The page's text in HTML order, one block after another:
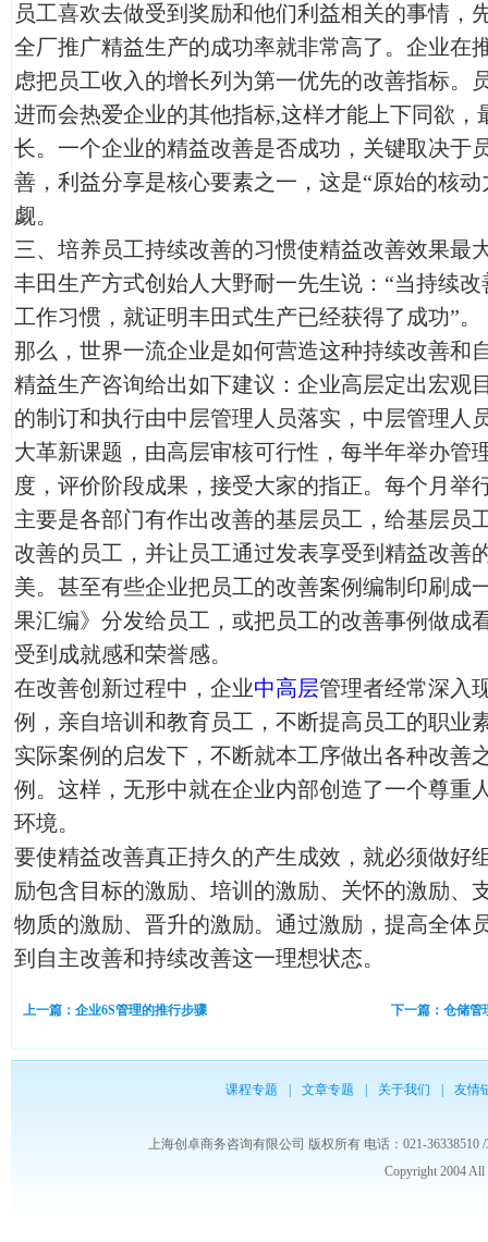
员工喜欢去做受到奖励和他们利益相关的事情，
全厂推广精益生产的成功率就非常高了。企业在
虑把员工收入的增长列为第一优先的改善指标。
进而会热爱企业的其他指标,这样才能上下同欲，
长。一个企业的精益改善是否成功，关键取决于
善，利益分享是核心要素之一，这是“原始的核
觑。
三、培养员工持续改善的习惯使精益改善效果最
丰田生产方式创始人大野耐一先生说：“当持续
工作习惯，就证明丰田式生产已经获得了成功”。
那么，世界一流企业是如何营造这种持续改善和
精益生产咨询给出如下建议：企业高层定出宏观
的制订和执行由中层管理人员落实，中层管理人
大革新课题，由高层审核可行性，每半年举办管
度，评价阶段成果，接受大家的指正。每个月举
主要是各部门有作出改善的基层员工，给基层员
改善的员工，并让员工通过发表享受到精益改善
美。甚至有些企业把员工的改善案例编制印刷成
果汇编》分发给员工，或把员工的改善事例做成
受到成就感和荣誉感。
在改善创新过程中，企业中高层管理者经常深入
例，亲自培训和教育员工，不断提高员工的职业
实际案例的启发下，不断就本工序做出各种改善
例。这样，无形中就在企业内部创造了一个尊重
环境。
要使精益改善真正持久的产生成效，就必须做好
励包含目标的激励、培训的激励、关怀的激励、
物质的激励、晋升的激励。通过激励，提高全体
到自主改善和持续改善这一理想状态。
上一篇：企业6S管理的推行步骤 下一篇：仓储管
课程专题 文章专题 关于我们 友情
上海创卓商务咨询有限公司 版权所有 电话：021-36338510 /
Copyright 2004 All